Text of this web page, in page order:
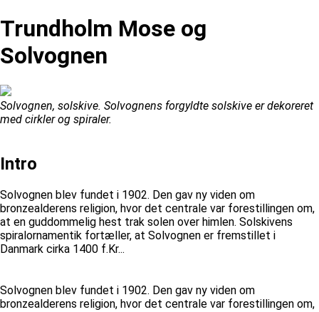
Trundholm Mose og
Solvognen
Solvognen, solskive. Solvognens forgyldte solskive er dekoreret
med cirkler og spiraler.
Intro
Solvognen blev fundet i 1902. Den gav ny viden om
bronzealderens religion, hvor det centrale var forestillingen om,
at en guddommelig hest trak solen over himlen. Solskivens
spiralornamentik fortæller, at Solvognen er fremstillet i
Danmark cirka 1400 f.Kr...
Solvognen blev fundet i 1902. Den gav ny viden om
bronzealderens religion, hvor det centrale var forestillingen om,